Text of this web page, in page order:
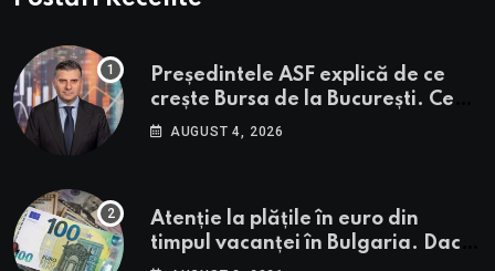
Președintele ASF explică de ce
crește Bursa de la București. Ce
urmează pentru BVB potrivit lui
AUGUST 4, 2026
Atenție la plățile în euro din
timpul vacanței în Bulgaria. Dacă